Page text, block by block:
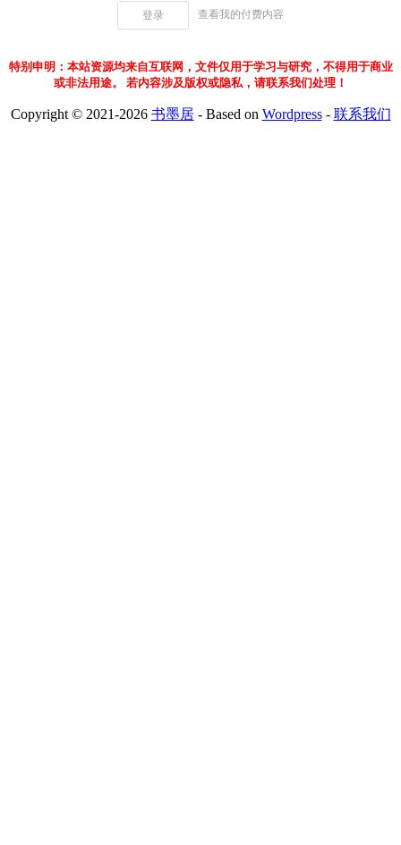
登录 查看我的付费内容
特别申明：本站资源均来自互联网，文件仅用于学习与研究，不得用于商业
或非法用途。 若内容涉及版权或隐私，请联系我们处理！
Copyright © 2021-2026 书墨居- Based on Wordpress- 联系我们